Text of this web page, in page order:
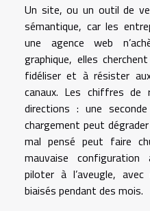
Un site, ou un outil de
sémantique, car les
une agence web
graphique, elles
fidéliser et à résister
canaux. Les chiffres de
directions : une
chargement peut
mal pensé peut faire
mauvaise
piloter à l’aveugle,
biaisés pendant des mois.